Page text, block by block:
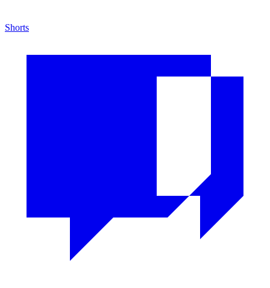
Shorts